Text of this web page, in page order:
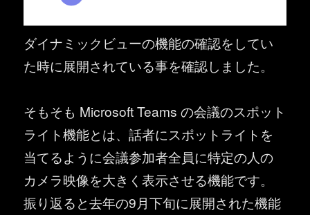
ダイナミックビューの機能の確認をしてい
た時に展開されている事を確認しました。
そもそも Microsoft Teams の会議のスポット
ライト機能とは、話者にスポットライトを
当てるように会議参加者全員に特定の人の
カメラ映像を大きく表示させる機能です。
振り返ると去年の9月下旬に展開された機能